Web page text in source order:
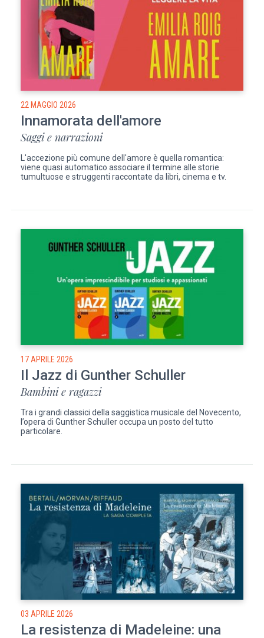
22 MAGGIO 2026
Innamorata dell'amore
Saggi e narrazioni
L'accezione più comune dell'amore è quella romantica:
viene quasi automatico associare il termine alle storie
tumultuose e struggenti raccontate da libri, cinema e tv.
17 APRILE 2026
Il Jazz di Gunther Schuller
Bambini e ragazzi
Tra i grandi classici della saggistica musicale del Novecento,
l’opera di Gunther Schuller occupa un posto del tutto
particolare.
03 APRILE 2026
La resistenza di Madeleine: una